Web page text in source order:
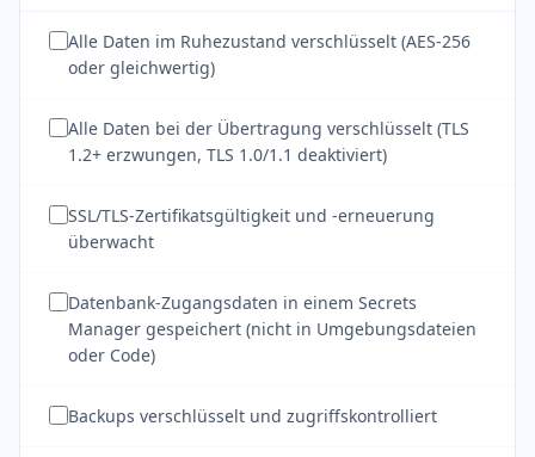
Alle Daten im Ruhezustand verschlüsselt (AES-256
oder gleichwertig)
Alle Daten bei der Übertragung verschlüsselt (TLS
1.2+ erzwungen, TLS 1.0/1.1 deaktiviert)
SSL/TLS-Zertifikatsgültigkeit und -erneuerung
überwacht
Datenbank-Zugangsdaten in einem Secrets
Manager gespeichert (nicht in Umgebungsdateien
oder Code)
Backups verschlüsselt und zugriffskontrolliert